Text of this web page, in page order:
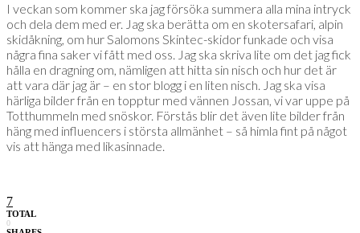
I veckan som kommer ska jag försöka summera alla mina intryck
och dela dem med er. Jag ska berätta om en skotersafari, alpin
skidåkning, om hur Salomons Skintec-skidor funkade och visa
några fina saker vi fått med oss. Jag ska skriva lite om det jag fick
hålla en dragning om, nämligen att hitta sin nisch och hur det är
att vara där jag är – en stor blogg i en liten nisch. Jag ska visa
härliga bilder från en topptur med vännen Jossan, vi var uppe på
Totthummeln med snöskor. Förstås blir det även lite bilder från
häng med influencers i största allmänhet – så himla fint på något
vis att hänga med likasinnade.
7
TOTAL
0